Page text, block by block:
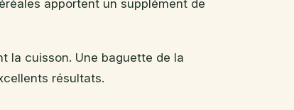
apportent un supplément de
la cuisson. Une baguette de la
résultats.